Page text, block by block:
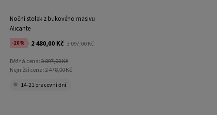
Noční stolek z bukového masivu
Alicante
-20% 2 480,00 Kč 3 097,00 Kč
Běžná cena: 3 097,00 Kč
Nejnižší cena: 2 478,00 Kč
14-21 pracovní dní